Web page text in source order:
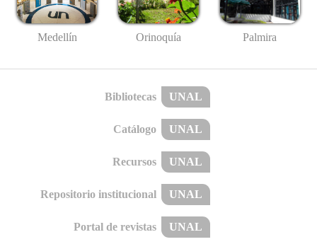
Medellín Orinoquía Palmira
Bibliotecas UNAL
Catálogo UNAL
Recursos UNAL
Repositorio institucional UNAL
Portal de revistas UNAL